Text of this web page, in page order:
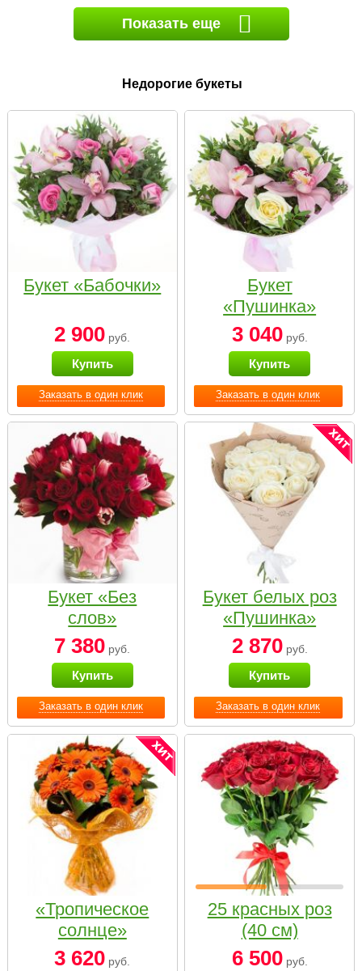
Показать еще
Недорогие букеты
Заказать в один клик
Букет «Бабочки»
2 900 руб.
Купить
Заказать в один клик
Букет
«Пушинка»
3 040руб.
Купить
Заказать в один клик
Букет «Без
слов»
7 380 руб.
Купить
Заказать в один клик
Букет белых роз
«Пушинка»
2 870руб.
Купить
«Тропическое
солнце»
3 620 руб.
25 красных роз
(40 см)
6 500руб.